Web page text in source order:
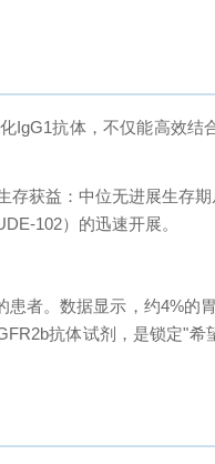
IgG1抗体，不仅能高效结
存获益：中位无进展生存
102）的迅速开展。
者。数据显示，约4%的
抗体试剂，是锁定"希